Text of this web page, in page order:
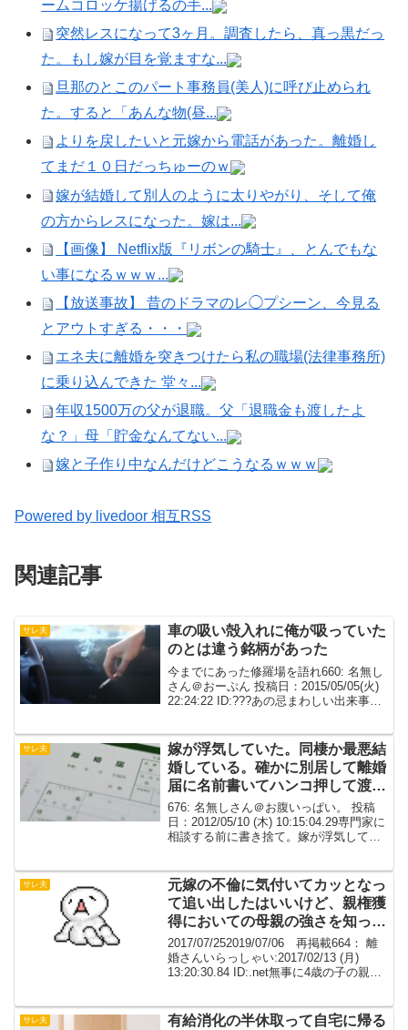
ームコロッケ揚げるの手...
突然レスになって3ヶ月。調査したら、真っ黒だっ
た。もし嫁が目を覚ますな...
旦那のとこのパート事務員(美人)に呼び止められ
た。すると「あんな物(昼...
よりを戻したいと元嫁から電話があった。離婚し
てまだ１０日だっちゅーのｗ
嫁が結婚して別人のように太りやがり、そして俺
の方からレスになった。嫁は...
【画像】 Netflix版『リボンの騎士』、とんでもな
い事になるｗｗｗ...
【放送事故】 昔のドラマのレ◯プシーン、今見る
とアウトすぎる・・・
エネ夫に離婚を突きつけたら私の職場(法律事務所)
に乗り込んできた 堂々...
年収1500万の父が退職。父「退職金も渡したよ
な？」母「貯金なんてない...
嫁と子作り中なんだけどこうなるｗｗｗ
Powered by livedoor 相互RSS
関連記事
サレ夫
車の吸い殻入れに俺が吸っていた
のとは違う銘柄があった
今までにあった修羅場を語れ660: 名無し
さん＠おーぷん 投稿日：2015/05/05(火)
22:24:22 ID:???あの忌まわしい出来事
女性知り合いました。会っ...
サレ夫
嫁が浮気していた。同棲か最悪結
婚している。確かに別居して離婚
届に名前書いてハンコ押して渡し
た。本当に出すとは思わなかっ
た。
676: 名無しさん＠お腹いっぱい。 投稿
日：2012/05/10 (木) 10:15:04.29専門家に
相談する前に書き捨て。嫁が浮気してい
渡した。本当に出すとは思わ...
サレ夫
元嫁の不倫に気付いてカッとなっ
て追い出したはいいけど、親権獲
得においての母親の強さを知った
時には愕然としました
2017/07/252019/07/06 再掲載664： 離
婚さんいらっしゃい:2017/02/13 (月)
13:20:30.84 ID:.net無事に4歳の子の親権
ご...
サレ夫
有給消化の半休取って自宅に帰る